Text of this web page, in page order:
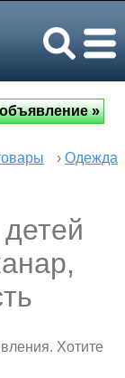
› Одежда
Хотите